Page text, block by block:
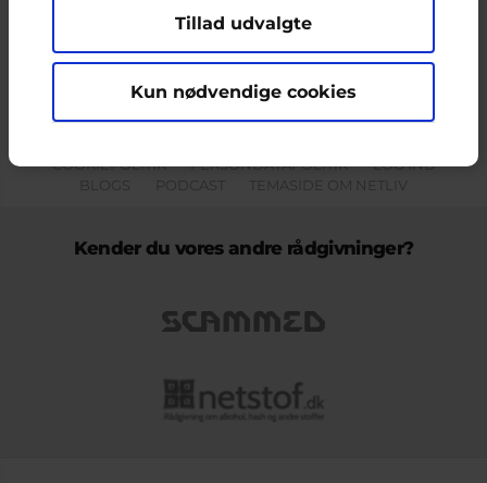
Tillad udvalgte
Kun nødvendige cookies
ikke nødvendigvis den Europæiske Unions holdninger.
COOKIEPOLITIK
PERSONDATAPOLITIK
LOG IND
BLOGS
PODCAST TEMASIDE OM NETLIV
Kender du vores andre rådgivninger?